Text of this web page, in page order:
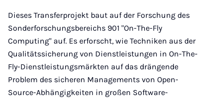
Dieses Transferprojekt baut auf der Forschung des
Sonderforschungsbereichs 901 "On-The-Fly
Computing" auf. Es erforscht, wie Techniken aus der
Qualitätssicherung von Dienstleistungen in On-The-
Fly-Dienstleistungsmärkten auf das drängende
Problem des sicheren Managements von Open-
Source-Abhängigkeiten in großen Software-